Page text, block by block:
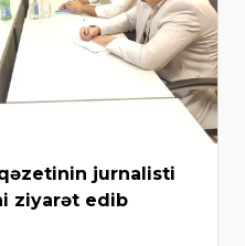
jurnalisti
ziyarət edib